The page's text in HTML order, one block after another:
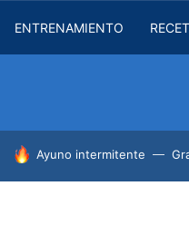
ENTRENAMIENTO
HOY SE HABLA DE
Ayuno intermitente